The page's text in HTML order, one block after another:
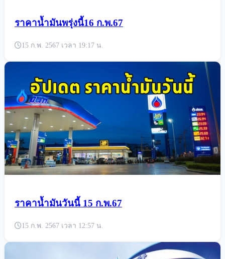
ราคาน้ำมันพรุ่งนี้16 ก.พ.67
15 ก.พ. 2567 เวลา 19:17 น.
ราคาน้ำมันวันนี้ 15 ก.พ.67
15 ก.พ. 2567 เวลา 12:57 น.